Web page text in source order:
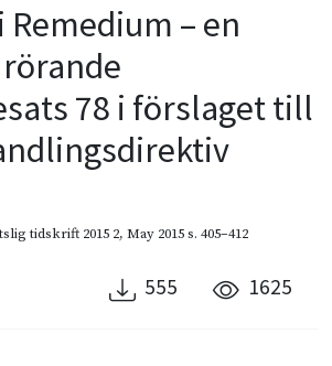
– en
78 i förslaget till
tidskrift 2015 2, May 2015s. 405–412
555 1625